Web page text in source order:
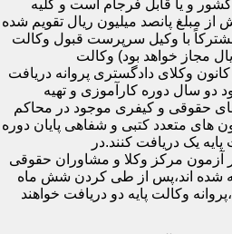
و یا قابل فرجام است و کلیه
از مبلغ پانصد میلیون ریال تقویم شده
با وکیل سرپرست قبول وکالت
مجاز خواهد بود) وکالت
کانون وکلای دادگستری پروانه دریافت
سال دوره کارآموزی و تهیه
حقوقی و کیفری موجود در محاکم
های متعدد کتبی و شفاهی پایان دوره
پایه یک دریافت کنند.در
آزمون مرکز وکلا و مشاوران حقوقی
(ماده 187) پذیرفته شده اند،پس از طی کردن شش ماه
وکالت پایه دو دریافت خواهند